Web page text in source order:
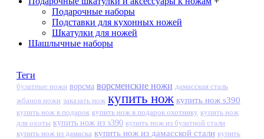
Подарочные наборы
Подставки для кухонных ножей
Шкатулки для ножей
Шашлычные наборы
Теги
булатные ножи ворсма ворсменские ножи дамасская сталь
жбанов ножи заказать нож купить нож купить нож s390
купить нож в подарок купить нож в подарок охотнику купить нож
для охоты купить нож из s390 купить нож из булатной стали
купить нож из дамаска купить нож из дамасской стали купить